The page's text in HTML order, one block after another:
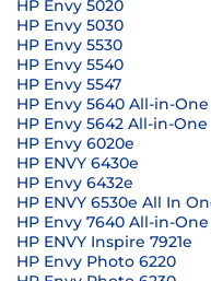
HP Envy 5020
HP Envy 5030
HP Envy 5530
HP Envy 5540
HP Envy 5547
HP Envy 5640 All-in-One
HP Envy 5642 All-in-One
HP Envy 6020e
HP ENVY 6430e
HP Envy 6432e
HP ENVY 6530e All In
HP Envy 7640 All-in-One
HP ENVY Inspire 7921e
HP Envy Photo 6220